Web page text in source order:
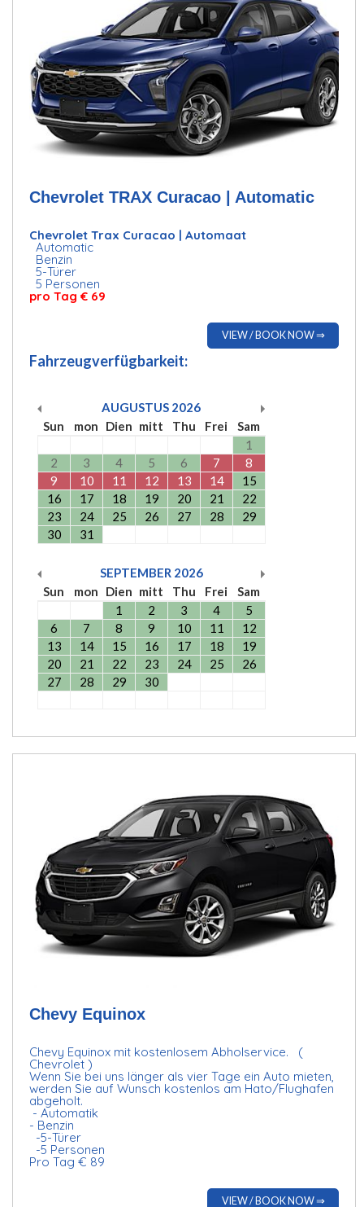
Chevrolet TRAX Curacao | Automatic
Chevrolet Trax Curacao | Automaat
Automatic
Benzin
5-Türer
5 Personen
pro Tag€ 69
VIEW / BOOK NOW ⇒
Fahrzeugverfügbarkeit:
AUGUSTUS 2026
Sun
mon Dien mitt Thu Frei
Sam
1
2
3 4 5 6 7
8
9
10 11 12 13 14
15
16
17 18 19 20 21
22
23
24 25 26 27 28
29
30
31
SEPTEMBER 2026
Sun
mon Dien mitt Thu Frei
Sam
1
2 3 4
5
6
7 8 9 10 11
12
13
14 15 16 17 18
19
20
21 22 23 24 25
26
27
28 29 30
Chevy Equinox
Chevy Equinox mit kostenlosem Abholservice. (
Chevrolet )
Wenn Sie bei uns länger als vier Tage ein Auto mieten,
werden Sie auf Wunsch kostenlos am Hato/Flughafen
abgeholt.
- Automatik
- Benzin
-5-Türer
-5 Personen
Pro Tag € 89
VIEW / BOOK NOW ⇒